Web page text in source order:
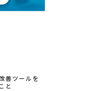
善ツールを
と